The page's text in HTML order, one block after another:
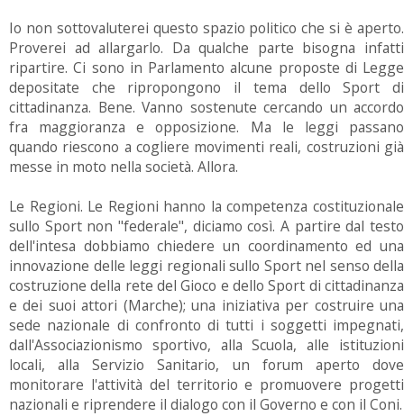
Io non sottovaluterei questo spazio politico che si è aperto.
Proverei ad allargarlo. Da qualche parte bisogna infatti
ripartire. Ci sono in Parlamento alcune proposte di Legge
depositate che ripropongono il tema dello Sport di
cittadinanza. Bene. Vanno sostenute cercando un accordo
fra maggioranza e opposizione. Ma le leggi passano
quando riescono a cogliere movimenti reali, costruzioni già
messe in moto nella società. Allora.
Le Regioni. Le Regioni hanno la competenza costituzionale
sullo Sport non "federale", diciamo così. A partire dal testo
dell'intesa dobbiamo chiedere un coordinamento ed una
innovazione delle leggi regionali sullo Sport nel senso della
costruzione della rete del Gioco e dello Sport di cittadinanza
e dei suoi attori (Marche); una iniziativa per costruire una
sede nazionale di confronto di tutti i soggetti impegnati,
dall'Associazionismo sportivo, alla Scuola, alle istituzioni
locali, alla Servizio Sanitario, un forum aperto dove
monitorare l'attività del territorio e promuovere progetti
nazionali e riprendere il dialogo con il Governo e con il Coni.